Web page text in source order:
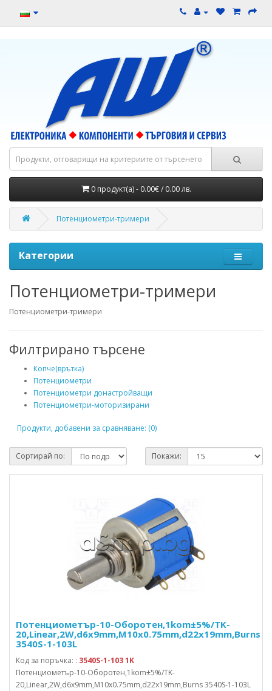
0 продукт(а) - 0.00€ / 0.00 лв.
Потенциометри-тримери
Категории
Потенциометри-тримери
Потенциометри-тримери
Филтрирано търсене
Копче(врътка)
Потенциометри
Потенциометри донастройващи
Потенциометри-моторизирани
Продукти, добавени за сравняване: (0)
Сортирай по: Покажи:
Потенциометър-10-Оборотен,1kom±5%/TK-
20,Linear,2W,d6x9mm,M10x0.75mm,d22x19mm,Burns
3540S-1-103L
Код за поръчка: : 3540S-1-103 1K
Потенциометър-10-Оборотен,1kom±5%/TK-
20,Linear,2W,d6x9mm,M10x0.75mm,d22x19mm,Burns 3540S-1-103L